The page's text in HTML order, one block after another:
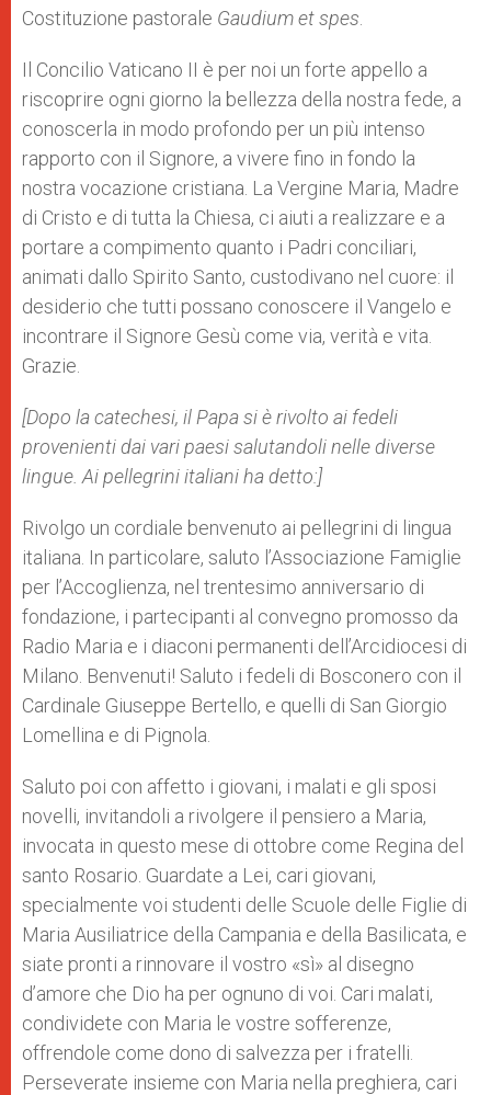
Costituzione pastorale Gaudium et spes
Il Concilio Vaticano II è per noi un forte appello a
riscoprire ogni giorno la bellezza della nostra fede, a
conoscerla in modo profondo per un più intenso
rapporto con il Signore, a vivere fino in fondo la
nostra vocazione cristiana. La Vergine Maria, Madre
di Cristo e di tutta la Chiesa, ci aiuti a realizzare e a
portare a compimento quanto i Padri conciliari,
animati dallo Spirito Santo, custodivano nel cuore: il
desiderio che tutti possano conoscere il Vangelo e
incontrare il Signore Gesù come via, verità e vita.
Grazie.
[Dopo la catechesi, il Papa si è rivolto ai fedeli
provenienti dai vari paesi salutandoli nelle diverse
lingue. Ai pellegrini italiani ha detto:]
Rivolgo un cordiale benvenuto ai pellegrini di lingua
italiana. In particolare, saluto l’Associazione Famiglie
per l’Accoglienza, nel trentesimo anniversario di
fondazione, i partecipanti al convegno promosso da
Radio Maria e i diaconi permanenti dell’Arcidiocesi di
Milano. Benvenuti! Saluto i fedeli di Bosconero con il
Cardinale Giuseppe Bertello, e quelli di San Giorgio
Lomellina e di Pignola.
Saluto poi con affetto i giovani, i malati e gli sposi
novelli, invitandoli a rivolgere il pensiero a Maria,
invocata in questo mese di ottobre come Regina del
santo Rosario. Guardate a Lei, cari giovani,
specialmente voi studenti delle Scuole delle Figlie di
Maria Ausiliatrice della Campania e della Basilicata, e
siate pronti a rinnovare il vostro «sì» al disegno
d’amore che Dio ha per ognuno di voi. Cari malati,
condividete con Maria le vostre sofferenze,
offrendole come dono di salvezza per i fratelli.
Perseverate insieme con Maria nella preghiera, cari